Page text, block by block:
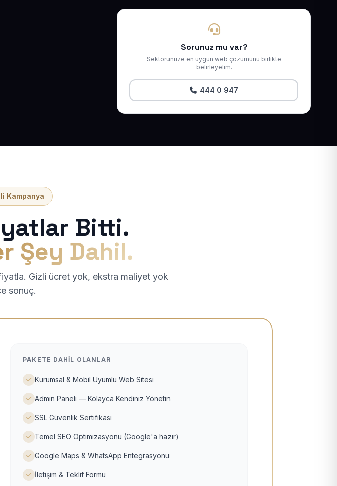
Sorunuz mu var?
Sektörünüze en uygun web çözümünü birlikte
belirleyelim.
444 0 947
Kampanya
Bitti.
Şey Dahil.
Gizli ücret yok, ekstra maliyet yok
sonuç.
PAKETE DAHIL OLANLAR
Kurumsal & Mobil Uyumlu Web Sitesi
Admin Paneli — Kolayca Kendiniz Yönetin
SSL Güvenlik Sertifikası
Temel SEO Optimizasyonu (Google'a hazır)
Google Maps & WhatsApp Entegrasyonu
İletişim & Teklif Formu